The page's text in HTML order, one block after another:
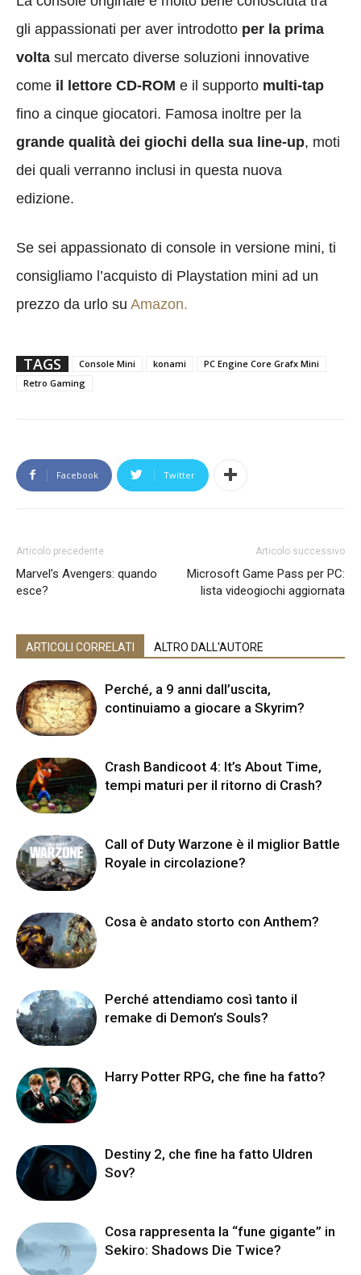
gli appassionati per aver introdotto per la prima
volta sul mercato diverse soluzioni innovative
come il lettore CD-ROM e il supporto multi-tap
fino a cinque giocatori. Famosa inoltre per la
grande qualità dei giochi della sua line-up, moti
dei quali verranno inclusi in questa nuova
edizione.
Se sei appassionato di console in versione mini, ti
consigliamo l’acquisto di Playstation mini ad un
prezzo da urlo su Amazon.
TAGS Console Mini konami
PC Engine Core Grafx Mini
Retro Gaming
Facebook Twitter
Articolo precedente
Marvel’s Avengers: quando
esce?
Articolo successivo
Microsoft Game Pass per PC:
lista videogiochi aggiornata
ARTICOLI CORRELATI ALTRO DALL'AUTORE
Perché, a 9 anni dall’uscita,
continuiamo a giocare a Skyrim?
Crash Bandicoot 4: It’s About Time,
tempi maturi per il ritorno di Crash?
Call of Duty Warzone è il miglior Battle
Royale in circolazione?
Cosa è andato storto con Anthem?
Perché attendiamo così tanto il
remake di Demon’s Souls?
Harry Potter RPG, che fine ha fatto?
Destiny 2, che fine ha fatto Uldren
Sov?
Cosa rappresenta la “fune gigante” in
Sekiro: Shadows Die Twice?